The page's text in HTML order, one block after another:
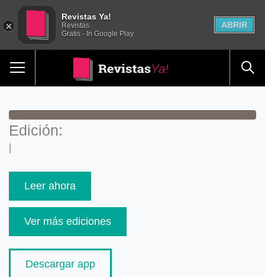
Edición:
|
Leer ahora
Ver más ediciones
Descargar app
Revistas Ya!
Revistas
Gratis - In Google Play
ABRIR